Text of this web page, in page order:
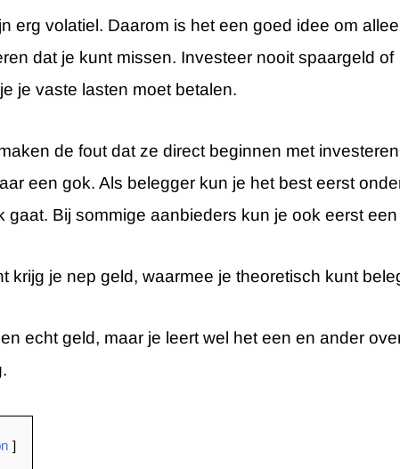
erg volatiel. Daarom is het een goed idee om
dat je kunt missen. Investeer nooit spaargeld of
je vaste lasten moet betalen.
de fout dat ze direct beginnen met
een gok. Als belegger kun je het best eerst
gaat. Bij sommige aanbieders kun je ook eerst
krijg je nep geld, waarmee je theoretisch kunt
echt geld, maar je leert wel het een en ander